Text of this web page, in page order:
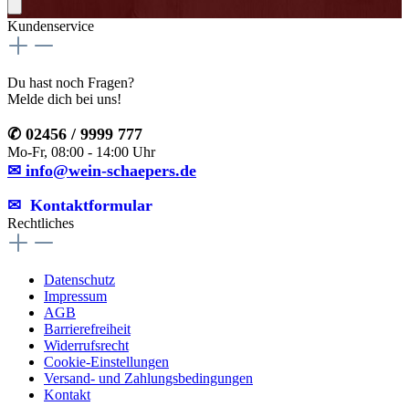
Kundenservice
Du hast noch Fragen?
Melde dich bei uns!
✆ 02456 / 9999 777
Mo-Fr, 08:00 - 14:00 Uhr
✉ info@wein-schaepers.de
✉︎ Kontaktformular
Rechtliches
Datenschutz
Impressum
AGB
Barrierefreiheit
Widerrufsrecht
Cookie-Einstellungen
Versand- und Zahlungsbedingungen
Kontakt